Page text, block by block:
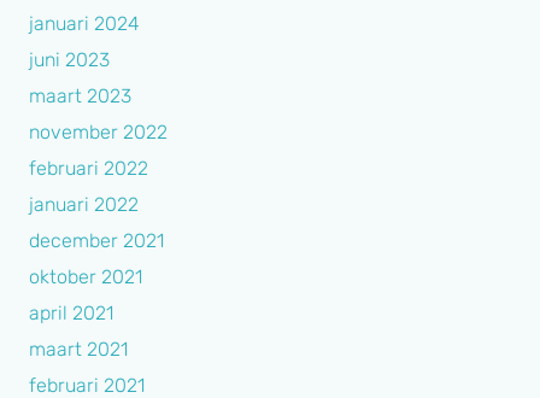
januari 2024
juni 2023
maart 2023
november 2022
februari 2022
januari 2022
december 2021
oktober 2021
april 2021
maart 2021
februari 2021